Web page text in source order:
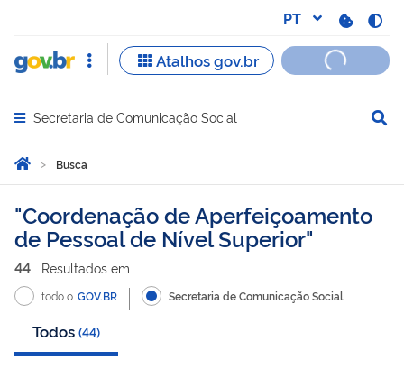
Abrir menu principal de navegação
Secretaria de Comunicação Social
Você está aqui:
Página Inicial
Busca
Busca
Coordenação de Aperfeiçoamento
de Pessoal de Nível Superior
44 Resultados em
todo o GOV.BR Secretaria de Comunicação Social
Todos (44)